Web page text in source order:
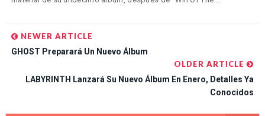
NEWER ARTICLE
GHOST Preparará Un Nuevo Álbum
OLDER ARTICLE
LABYRINTH Lanzará Su Nuevo Álbum En Enero, Detalles Ya
Conocidos